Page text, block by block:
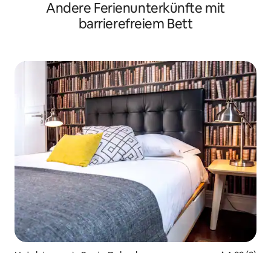
Andere Ferienunterkünfte mit
barrierefreiem Bett